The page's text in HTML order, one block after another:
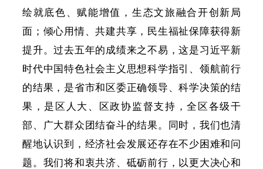
绘就底色、赋能增值，生态文旅融合开创新局
面；倾心用情、共建共享，民生福祉保障获得新
提升。过去五年的成绩来之不易，这是习近平新
时代中国特色社会主义思想科学指引、领航前行
的结果，是省市和区委正确领导、科学决策的结
果，是区人大、区政协监督支持，全区各级干
部、广大群众团结奋斗的结果。同时，我们也清
醒地认识到，经济社会发展还存在不少困难和问
题。我们将和衷共济、砥砺前行，以更大决心和